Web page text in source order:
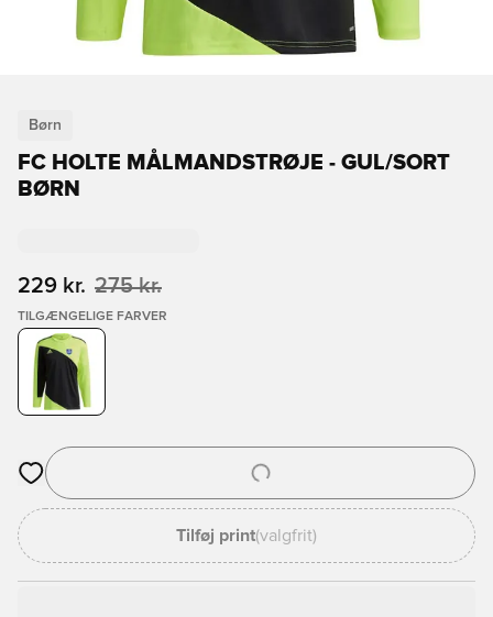
Børn
FC HOLTE MÅLMANDSTRØJE - GUL/SORT
BØRN
229 kr. 275 kr.
TILGÆNGELIGE FARVER
Åbner en Modal til at logge ind eller tilmelde dig som medlem
Tilføj print(valgfrit)